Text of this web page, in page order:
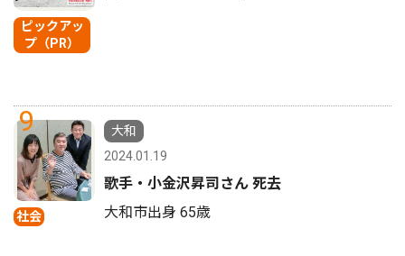
ピックアッ
プ（PR）
9
社会
大和
2024.01.19
歌手・小金沢昇司さん 死去
大和市出身 65歳